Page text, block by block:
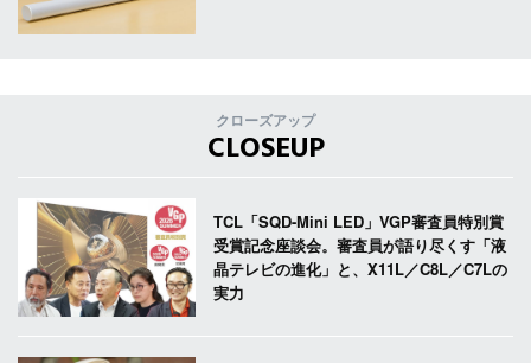
クローズアップ
CLOSEUP
TCL「SQD-Mini LED」VGP審査員特別賞
受賞記念座談会。審査員が語り尽くす「液
晶テレビの進化」と、X11L／C8L／C7Lの
実力